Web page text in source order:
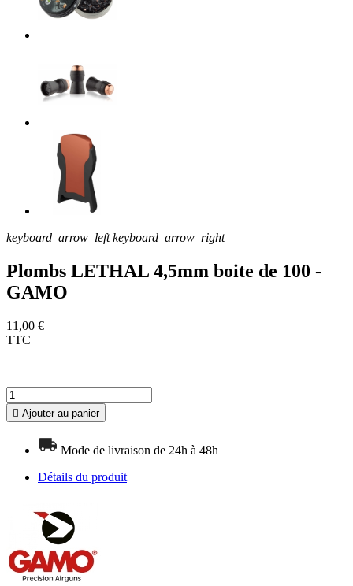
keyboard_arrow_left keyboard_arrow_right
Plombs LETHAL 4,5mm boite de 100 -
GAMO
11,00 €
TTC
 Ajouter au panier
Mode de livraison de 24h à 48h
Détails du produit